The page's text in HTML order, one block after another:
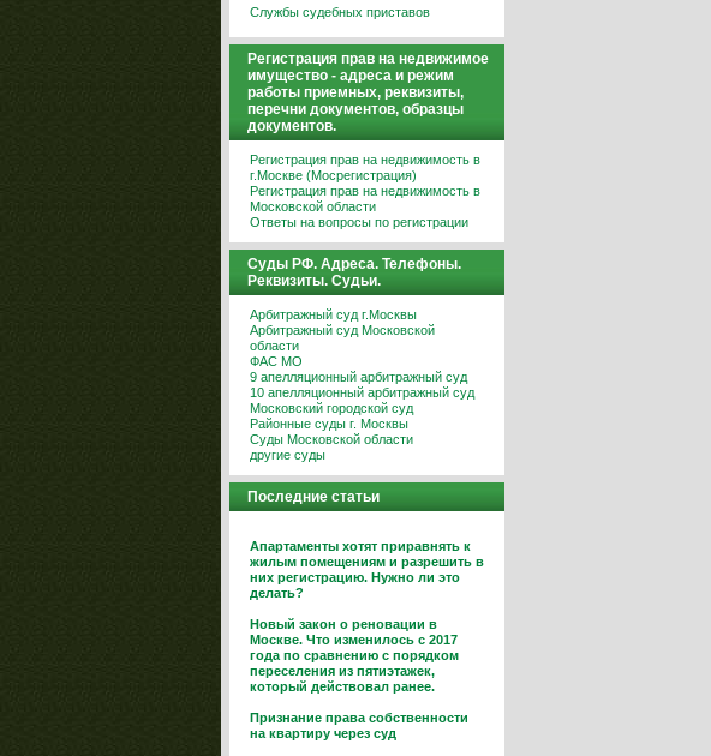
Службы судебных приставов
Регистрация прав на недвижимое
имущество - адреса и режим
работы приемных, реквизиты,
перечни документов, образцы
документов.
Регистрация прав на недвижимость в
г.Москве (Мосрегистрация)
Регистрация прав на недвижимость в
Московской области
Ответы на вопросы по регистрации
Суды РФ. Адреса. Телефоны.
Реквизиты. Судьи.
Арбитражный суд г.Москвы
Арбитражный суд Московской
области
ФАС МО
9 апелляционный арбитражный суд
10 апелляционный арбитражный суд
Московский городской суд
Районные суды г. Москвы
Суды Московской области
другие суды
Последние статьи
Апартаменты хотят приравнять к
жилым помещениям и разрешить в
них регистрацию. Нужно ли это
делать?
Новый закон о реновации в
Москве. Что изменилось с 2017
года по сравнению с порядком
переселения из пятиэтажек,
который действовал ранее.
Признание права собственности
на квартиру через суд